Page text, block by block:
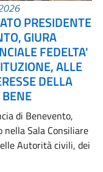
PRESIDENTE
GIURA
FEDELTA'
ALLE
DELLA
di Benevento,
Sala Consiliare
Autorità civili, dei